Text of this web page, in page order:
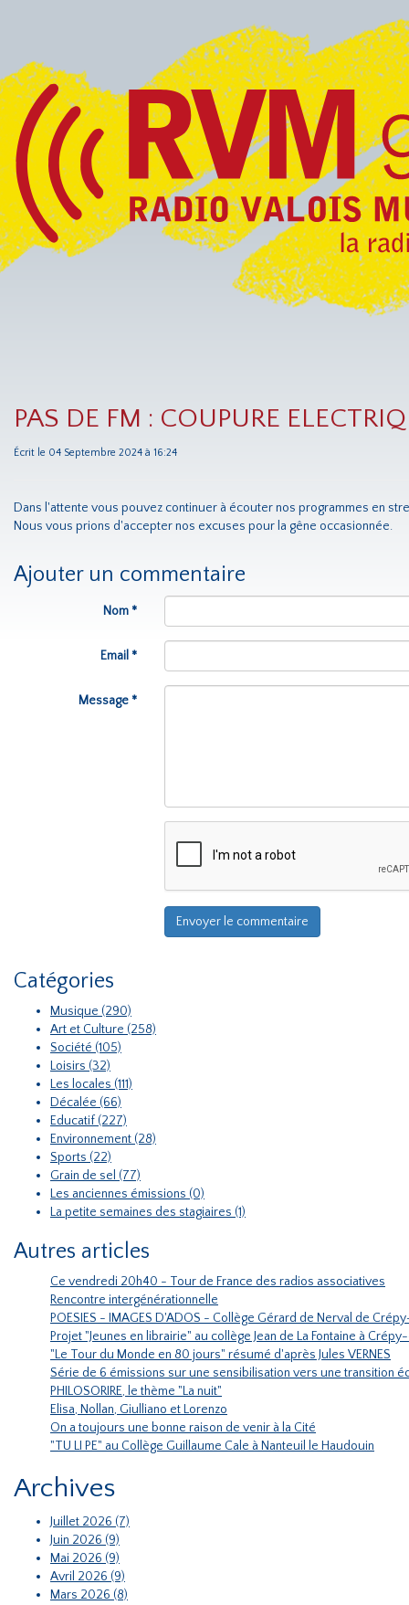
PAS DE FM : COUPURE
Écrit le 04 Septembre 2024 à 16:24
Dans l'attente vous pouvez continuer à écouter nos programmes en
Nous vous prions d'accepter nos excuses pour la gêne occasionnée.
Ajouter un commentaire
Nom *
Email *
Message *
Catégories
Musique (290)
Art et Culture (258)
Société (105)
Loisirs (32)
Les locales (111)
Décalée (66)
Educatif (227)
Environnement (28)
Sports (22)
Grain de sel (77)
Les anciennes émissions (0)
La petite semaines des stagiaires (1)
Autres articles
Ce vendredi 20h40 - Tour de France des radios associatives
Rencontre intergénérationnelle
POESIES - IMAGES D'ADOS - Collège Gérard de Nerval de
Projet "Jeunes en librairie" au collège Jean de La Fontaine à
"Le Tour du Monde en 80 jours" résumé d'après Jules VERNES
Série de 6 émissions sur une sensibilisation vers une transition
PHILOSORIRE, le thème "La nuit"
Elisa, Nollan, Giulliano et Lorenzo
On a toujours une bonne raison de venir à la Cité
"TU LI PE" au Collège Guillaume Cale à Nanteuil le Haudouin
Archives
Juillet 2026 (7)
Juin 2026 (9)
Mai 2026 (9)
Avril 2026 (9)
Mars 2026 (8)